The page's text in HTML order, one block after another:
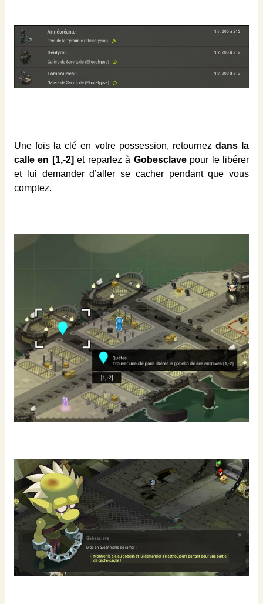
Une fois la clé en votre possession, retournez dans la
calle en [1,-2] et reparlez à Gobesclavepour le libérer
et lui demander d’aller se cacher pendant que vous
comptez.